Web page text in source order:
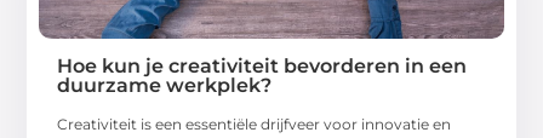
Hoe kun je creativiteit bevorderen in een
duurzame werkplek?
Creativiteit is een essentiële drijfveer voor innovatie en